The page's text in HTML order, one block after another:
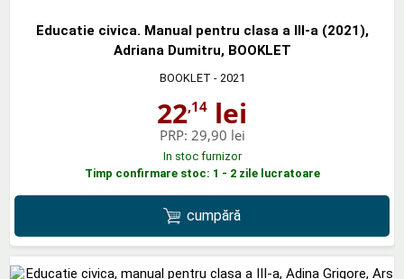
Educatie civica. Manual pentru clasa a III-a (2021),
Adriana Dumitru, BOOKLET
BOOKLET - 2021
22,14 lei
PRP: 29,90 lei
In stoc furnizor
Timp confirmare stoc: 1 - 2 zile lucratoare
cumpără